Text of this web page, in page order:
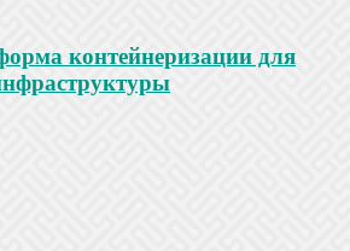
контейнеризации для